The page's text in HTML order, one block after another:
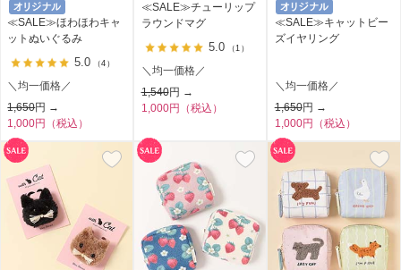
≪SALE≫ほわほわキャ
ットぬいぐるみ
5.0 （4）
＼均一価格／
1,650円 →
1,000円（税込）
≪SALE≫チューリップ
ラウンドマグ
5.0 （1）
＼均一価格／
1,540円 →
1,000円（税込）
≪SALE≫キャットビー
ズイヤリング
＼均一価格／
1,650円 →
1,000円（税込）